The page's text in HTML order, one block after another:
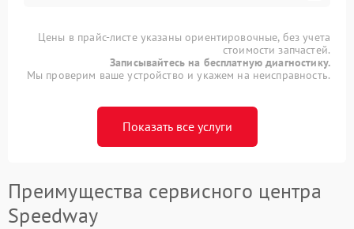
Цены в прайс-листе указаны ориентировочные, без учета
стоимости запчастей.
Записывайтесь на бесплатную диагностику.
Мы проверим ваше устройство и укажем на неисправность.
Показать все услуги
Преимущества сервисного центра
Speedway